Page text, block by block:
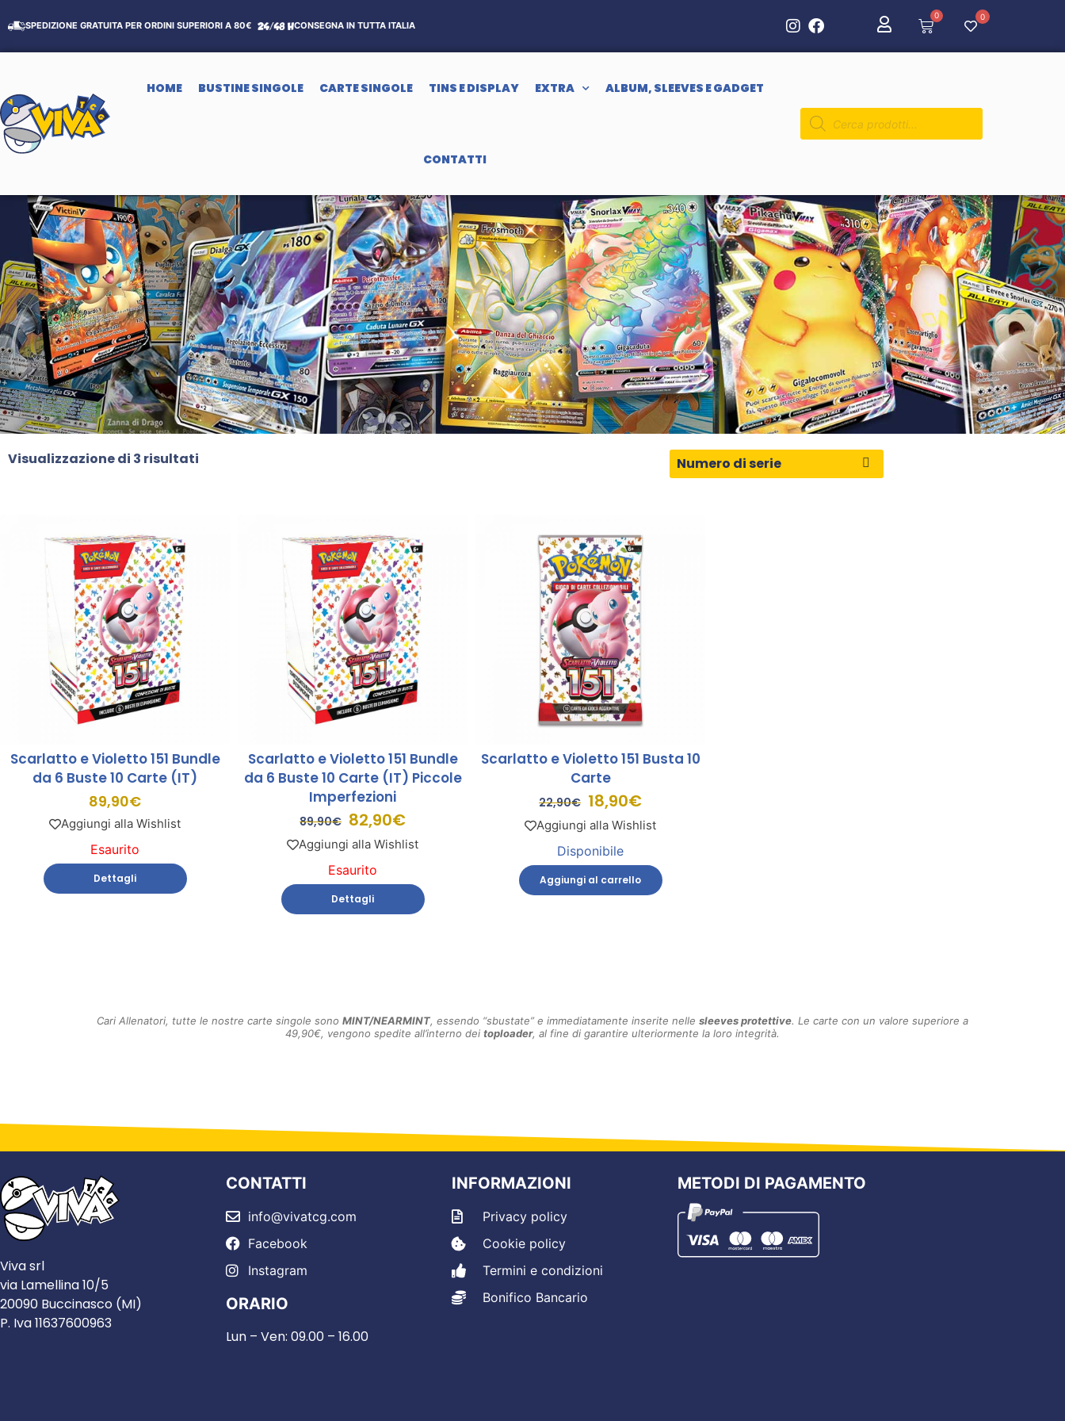
SPEDIZIONE GRATUITA PER ORDINI SUPERIORI A 80€ CONSEGNA IN TUTTA ITALIA
0 0
HOME BUSTINE SINGOLE CARTE SINGOLE TINS E DISPLAY EXTRA ALBUM, SLEEVES E GADGET
CONTATTI
Visualizzazione di 3 risultati
Scarlatto e Violetto 151 Bundle
da 6 Buste 10 Carte (IT)
89,90€
Aggiungi alla Wishlist
Esaurito
Dettagli
Scarlatto e Violetto 151 Bundle
da 6 Buste 10 Carte (IT) Piccole
Imperfezioni
89,90€ 82,90€
Aggiungi alla Wishlist
Esaurito
Dettagli
Scarlatto e Violetto 151 Busta 10
Carte
22,90€ 18,90€
Aggiungi alla Wishlist
Disponibile
Aggiungi al carrello
Cari Allenatori, tutte le nostre carte singole sono MINT/NEARMINT, essendo “sbustate” e immediatamente inserite nelle sleeves protettive. Le carte con un valore superiore a
49,90€, vengono spedite all’interno dei toploader, al fine di garantire ulteriormente la loro integrità.
Viva srl
via Lamellina 10/5
20090 Buccinasco (MI)
P. Iva 11637600963
CONTATTI
info@vivatcg.com
Facebook
Instagram
ORARIO
Lun – Ven: 09.00 – 16.00
INFORMAZIONI
Privacy policy
Cookie policy
Termini e condizioni
Bonifico Bancario
METODI DI PAGAMENTO